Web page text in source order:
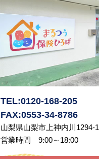
TEL:0120-168-205
FAX:0553-34-8786
山梨県山梨市上神内川1294-1
営業時間 9:00～18:00